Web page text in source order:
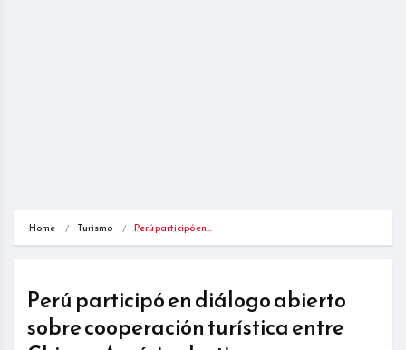
Home Turismo Perú participó en…
Perú participó en diálogo abierto
sobre cooperación turística entre